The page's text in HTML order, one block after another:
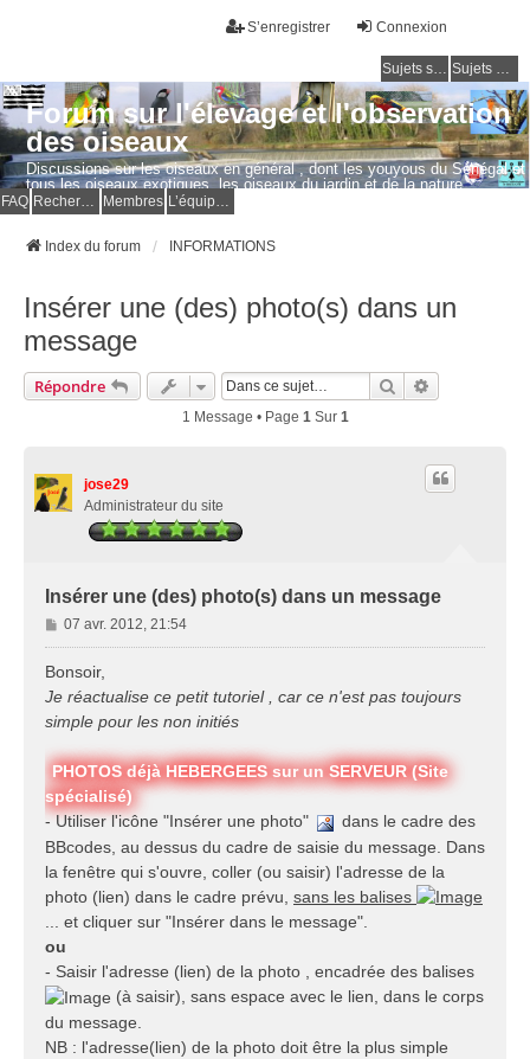
Connexion
S’enregistrer
Sujets sans réponse Sujets actifs
Forum sur l'élevage et l'observation
des oiseaux
Discussions sur les oiseaux en général , dont les youyous du Sénégal et
tous les oiseaux exotiques, les oiseaux du jardin et de la nature.
Questions, photos, expériences.
FAQ Membres
Index du forum INFORMATIONS
Insérer une (des) photo(s) dans un
message
Répondre Rechercher
1 Message • Page 1 Sur 1
jose29
Administrateur du site
Insérer une (des) photo(s) dans un message
M
e
s
g
e
07 avr. 2012, 21:54
Bonsoir,
Je réactualise ce petit tutoriel , car ce n'est pas toujours
simple pour les non initiés
PHOTOS déjà HEBERGEES sur un SERVEUR (Site
spécialisé)
- Utiliser l'icône "Insérer une photo"
dans le cadre des
BBcodes, au dessus du cadre de saisie du message. Dans
la fenêtre qui s'ouvre, coller (ou saisir) l'adresse de la
photo (lien) dans le cadre prévu, sans les balises
... et cliquer sur "Insérer dans le message".
ou
- Saisir l'adresse (lien) de la photo , encadrée des balises
(à saisir), sans espace avec le lien, dans le corps
du message.
NB : l'adresse(lien) de la photo doit être la plus simple